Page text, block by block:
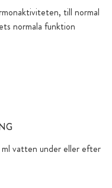
till normal
normala funktion
ml vatten under eller efter